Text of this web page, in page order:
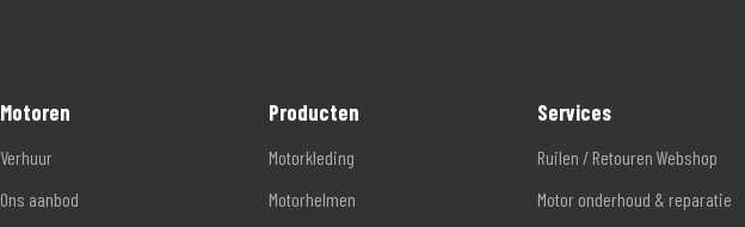
Motoren
Verhuur
Ons aanbod
Producten
Motorkleding
Motorhelmen
Services
Ruilen / Retouren Webshop
Motor onderhoud & reparatie